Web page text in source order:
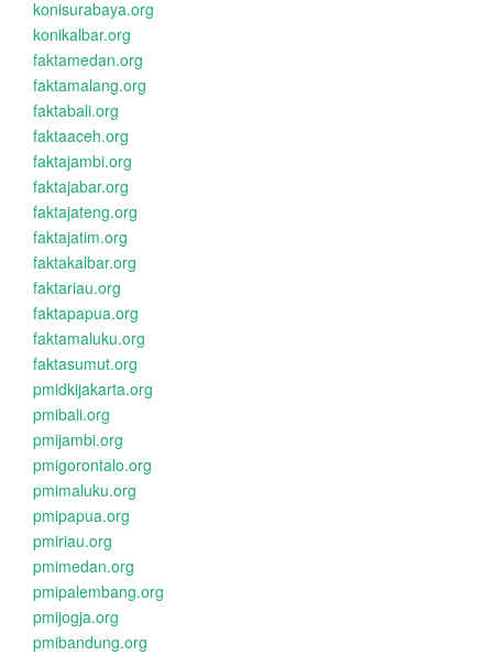
konisurabaya.org
konikalbar.org
faktamedan.org
faktamalang.org
faktabali.org
faktaaceh.org
faktajambi.org
faktajabar.org
faktajateng.org
faktajatim.org
faktakalbar.org
faktariau.org
faktapapua.org
faktamaluku.org
faktasumut.org
pmidkijakarta.org
pmibali.org
pmijambi.org
pmigorontalo.org
pmimaluku.org
pmipapua.org
pmiriau.org
pmimedan.org
pmipalembang.org
pmijogja.org
pmibandung.org